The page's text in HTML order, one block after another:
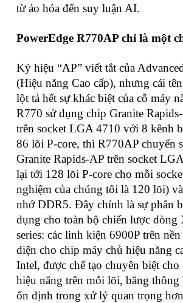
từ ảo hóa đến suy luận AI.
PowerEdge R770AP chỉ là một
Ký hiệu “AP” viết tắt của
(Hiệu năng Cao cấp), nhưng cái
lột tả hết sự khác biệt của cỗ máy
R770 sử dụng chip Granite
trên socket LGA 4710 với 8 kênh
86 lõi P-core, thì R770AP chuyển
Granite Rapids-AP trên socket
lại tới 128 lõi P-core cho mỗi
nghiệm của chúng tôi là 120 lõi)
nhớ DDR5. Đây chính là sự phân
dụng cho toàn bộ chiến lược dòng
series: các linh kiện 6900P trên
diện cho chip máy chủ hiệu năng
Intel, được chế tạo chuyên biệt cho
hiệu năng trên mỗi lõi, băng
ổn định trong xử lý quan trọng